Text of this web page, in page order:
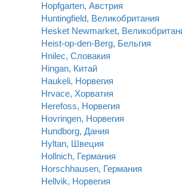
Hopfgarten, Австрия
Huntingfield, Великобритания
Hesket Newmarket,
Heist-op-den-Berg, Бельгия
Hnilec, Словакия
Hingan, Китай
Haukeli, Норвегия
Hrvace, Хорватия
Herefoss, Норвегия
Hovringen, Норвегия
Hundborg, Дания
Hyltan, Швеция
Hollnich, Германия
Horschhausen, Германия
Hellvik, Норвегия